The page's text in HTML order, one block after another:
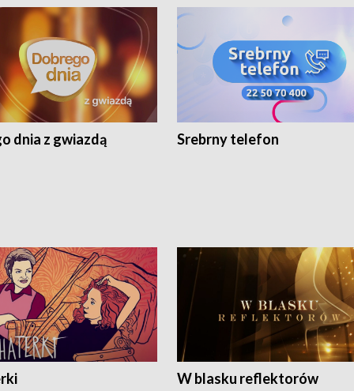
dnia z gwiazdą Srebrny telefon
W blasku reflektorów